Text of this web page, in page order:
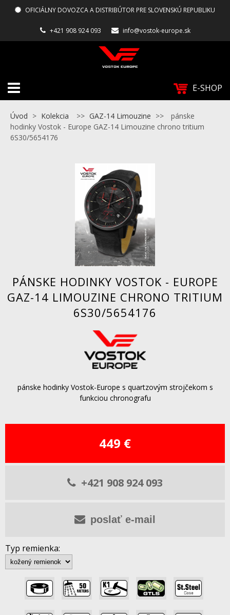
OFICIÁLNY DOVOZCA A DISTRIBÚTOR PRE SLOVENSKÚ REPUBLIKU
+421 908 924 093 info@vostok-europe.sk
E-SHOP
Úvod > Kolekcia >> GAZ-14 Limouzine >>
pánske
hodinky Vostok - Europe GAZ-14 Limouzine chrono tritium
6S30/5654176
PÁNSKE HODINKY VOSTOK - EUROPE
GAZ-14 LIMOUZINE CHRONO TRITIUM
6S30/5654176
pánske hodinky Vostok-Europe s quartzovým strojčekom s
funkciou chronografu
449 €
+421 908 924 093
poslať e-mail
Typ remienka: